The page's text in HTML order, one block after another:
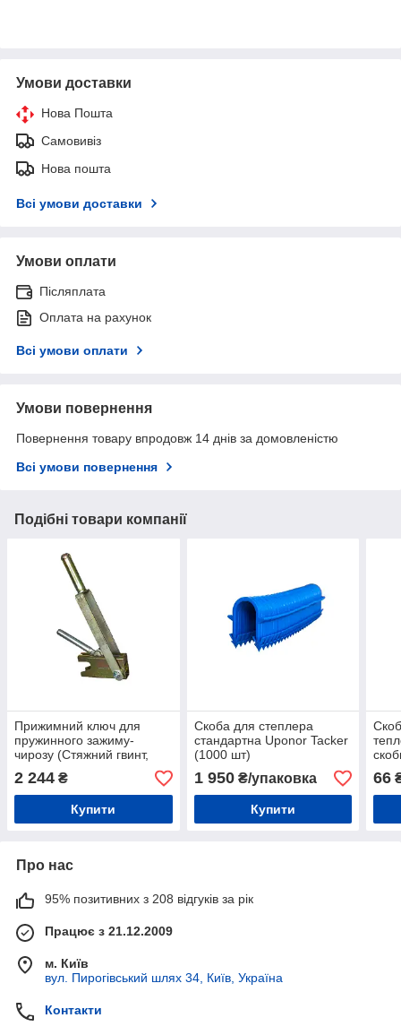
Умови доставки
Нова Пошта
Самовивіз
Нова пошта
Всі умови доставки
Умови оплати
Післяплата
Оплата на рахунок
Всі умови оплати
Умови повернення
Повернення товару впродовж 14 днів за домовленістю
Всі умови повернення
Подібні товари компанії
Прижимний ключ для
пружинного зажиму-
чирозу (Стяжний гвинт,
гайка, кліпса)
2 244 ₴
Купити
Скоба для степлера
стандартна Uponor Tacker
(1000 шт)
1 950₴/упаковка
Купити
66
Про нас
95% позитивних з 208 відгуків за рік
Працює з 21.12.2009
м. Київ
вул. Пирогівський шлях 34, Київ, Україна
Контакти